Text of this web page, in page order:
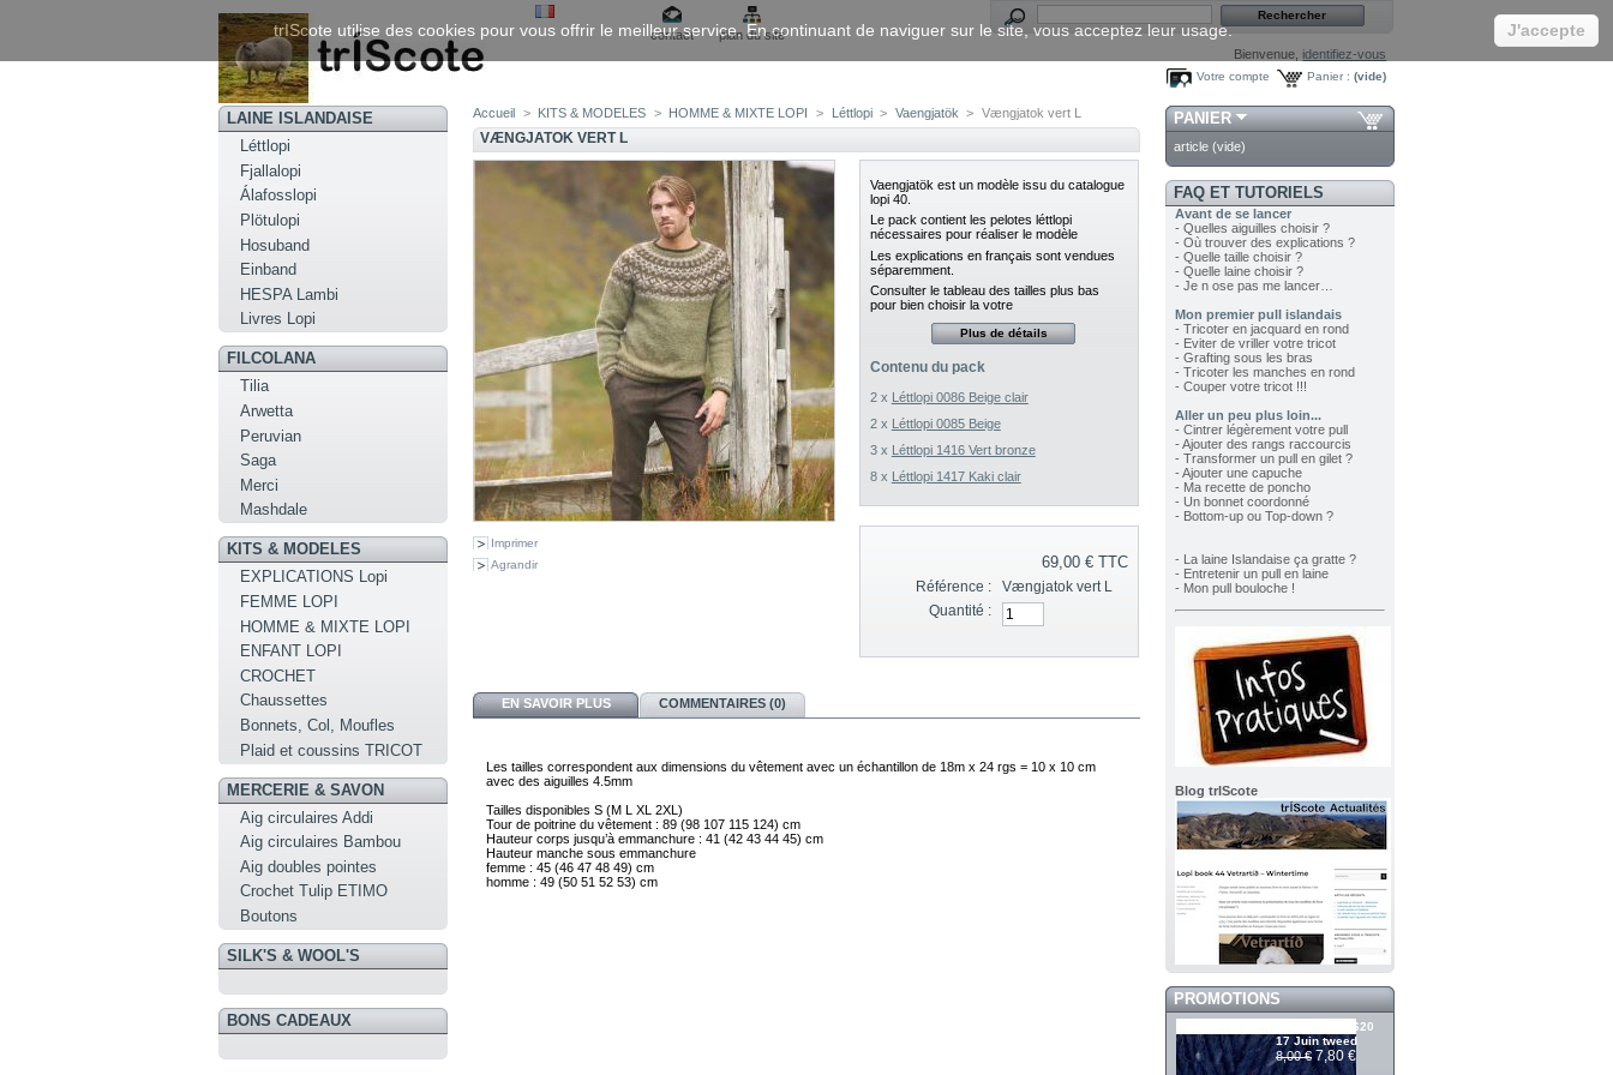
contact
plan du site
Bienvenue, identifiez-vous
Panier : (vide)
Votre compte
LAINE ISLANDAISE
Léttlopi
Fjallalopi
Álafosslopi
Plötulopi
Hosuband
Einband
HESPA Lambi
Livres Lopi
FILCOLANA
Tilia
Arwetta
Peruvian
Saga
Merci
Mashdale
KITS & MODELES
EXPLICATIONS Lopi
FEMME LOPI
HOMME & MIXTE LOPI
ENFANT LOPI
CROCHET
Chaussettes
Bonnets, Col, Moufles
Plaid et coussins TRICOT
MERCERIE & SAVON
Aig circulaires Addi
Aig circulaires Bambou
Aig doubles pointes
Crochet Tulip ETIMO
Boutons
SILK'S & WOOL'S
BONS CADEAUX
Accueil > KITS & MODELES > HOMME & MIXTE LOPI > Léttlopi > Vaengjatök > Vængjatok vert L
VÆNGJATOK VERT L
Imprimer
Agrandir
Vaengjatök est un modèle issu du catalogue
lopi 40.
Le pack contient les pelotes léttlopi
nécessaires pour réaliser le modèle
Les explications en français sont vendues
séparemment.
Consulter le tableau des tailles plus bas
pour bien choisir la votre
Plus de détails
Contenu du pack
2 x
Léttlopi 0086 Beige clair
2 x
Léttlopi 0085 Beige
3 x
Léttlopi 1416 Vert bronze
8 x
Léttlopi 1417 Kaki clair
69,00 €TTC
Référence :
Vængjatok vert L
Quantité :
EN SAVOIR PLUS COMMENTAIRES (0)
Les tailles correspondent aux dimensions du vêtement avec un échantillon de 18m x 24 rgs = 10 x 10 cm
avec des aiguilles 4.5mm
Tailles disponibles S (M XL 2XL)
Tour de poitrine du vêtement : 89 (98 107 115 124) cm
Hauteur corps jusqu’à emmanchure : 41 (42 43 44 45) cm
Hauteur manche sous emmanchure
femme : 45 (46 47 48 49) cm
homme : 49 (50 51 52 53) cm
PANIER
article (vide)
FAQ ET TUTORIELS
Avant de se lancer
- Quelles aiguilles choisir ?
- Où trouver des explications ?
- Quelle taille choisir ?
- Quelle laine choisir ?
- Je n ose pas me lancer…
Mon premier pull islandais
- Tricoter en jacquard en rond
- Eviter de vriller votre tricot
- Grafting sous les bras
- Tricoter les manches en rond
- Couper votre tricot !!!
Aller un peu plus loin...
- Cintrer légèrement votre pull
- Ajouter des rangs raccourcis
- Transformer un pull en gilet ?
- Ajouter une capuche
- Ma recette de poncho
- Un bonnet coordonné
- Bottom-up ou Top-down ?
- La laine Islandaise ça gratte ?
- Entretenir un pull en laine
- Mon pull bouloche !
Blog trIScote
PROMOTIONS
Álafosslopi 2620
17 Juin tweed
8,00 € 7,80 €
trIScote utilise des cookies pour vous offrir le meilleur service. En continuant de naviguer sur le site, vous acceptez leur usage. J'accepte